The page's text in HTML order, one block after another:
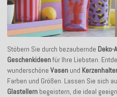
Stöbern Sie durch bezaubernde Deko-
Geschenkideenfür Ihre Liebsten.
wunderschöne Vasen und
Farben und Größen. Lassen Sie sich
Glastellern begeistern, die ideal